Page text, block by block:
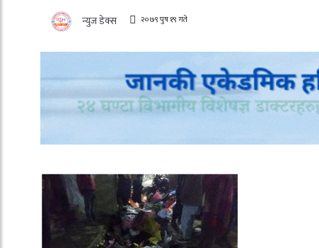
न्युज डेक्स २०७९ पुष १९ गते